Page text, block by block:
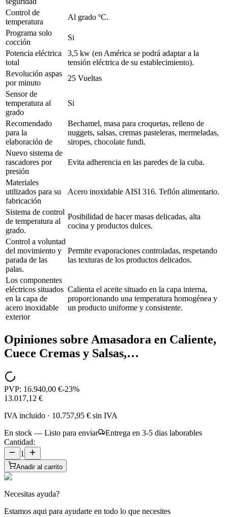
Control de
temperatura
Al grado ºC.
Programa solo
cocción
Si
Potencia eléctrica
total
3,5 kw (en América se podrá adaptar a la
tensión eléctrica de su establecimiento).
Revolución aspas
por minuto
25 Vueltas
Sensor de
temperatura al
grado
Si
Recomendado
para la
elaboración de
Bechamel, masa para croquetas, relleno de
nuggets, salsas, cremas pasteleras, mermeladas,
siropes, chocolate fundi.
Nuevo sistema de
rascadores por
presión
Evita adherencia en las paredes de la cuba.
Materiales
utilizados para su
fabricación
Acero inoxidable AISI 316. Teflón alimentario.
Sistema de control
de temperatura al
grado.
Posibilidad de hacer masas delicadas, alta
cocina y productos dulces.
Control a voluntad
del movimiento y
parada de las
palas.
Permite evaporaciones controladas, respetando
las texturas de los productos delicados.
Los componentes
eléctricos situados
en la capa de
acero inoxidable
exterior
Calienta el aceite situado en la capa interna,
proporcionando una temperatura homogénea y
un producto uniforme y consistente.
Opiniones sobre Amasadora en Caliente,
Cuece Cremas y Salsas,…
PVP: 16.940,00 €-23%
13.017,12 €
IVA incluido · 10.757,95 € sin IVA
En stock — Listo para enviar
Entrega en 3-5 dias laborables
Cantidad:
1
Anadir al carrito
Necesitas ayuda?
Estamos aqui para ayudarte en todo lo que necesites